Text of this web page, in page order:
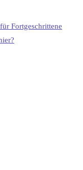
Fortgeschrittene